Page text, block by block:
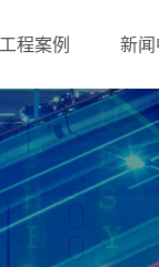
工程案例 新